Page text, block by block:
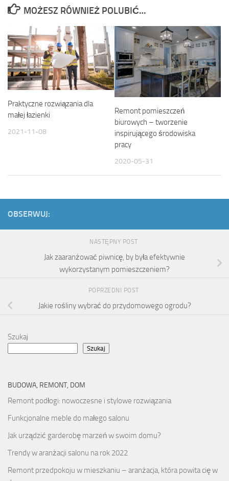
MOŻESZ RÓWNIEŻ POLUBIĆ…
Praktyczne rozwiązania dla
małej łazienki
2021-11-08
Remont pomieszczeń
biurowych – tworzenie
inspirującego środowiska
pracy
2020-05-31
OBSERWUJ:
NASTĘPNY POST
Jak zaaranżować piwnicę, by była efektywnie
wykorzystanym pomieszczeniem?
POPRZEDNI POST
Jakie rośliny wybrać do przydomowego ogrodu?
Szukaj
Szukaj
BUDOWA, REMONT, DOM
Remont podłogi: nowoczesne i stylowe rozwiązania
Funkcjonalne meble do małego salonu
Jak urządzić garderobę marzeń w swoim domu?
Trendy w aranżacji salonu na rok 2022
Remont przedpokoju w mieszkaniu – aranżacja, która powita cię w